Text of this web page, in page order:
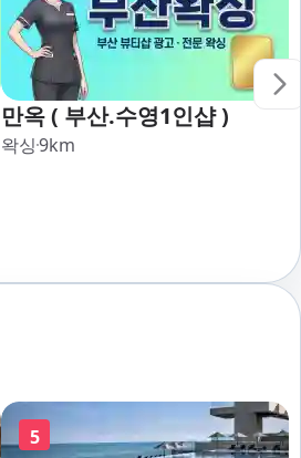
만옥 ( 부산.수영1인샵 )
왁싱9km
5